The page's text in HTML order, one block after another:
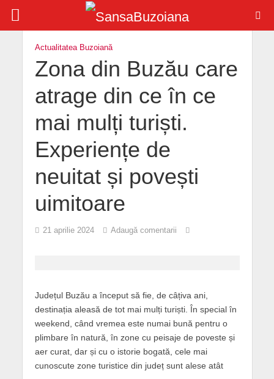
Actualitatea Buzoiană
Zona din Buzău care
atrage din ce în ce
mai mulți turiști.
Experiențe de
neuitat și povești
uimitoare
21 aprilie 2024 Adaugă comentarii
Județul Buzău a început să fie, de câțiva ani,
destinația aleasă de tot mai mulți turiști. În special în
weekend, când vremea este numai bună pentru o
plimbare în natură, în zone cu peisaje de poveste și
aer curat, dar și cu o istorie bogată, cele mai
cunoscute zone turistice din județ sunt alese atât